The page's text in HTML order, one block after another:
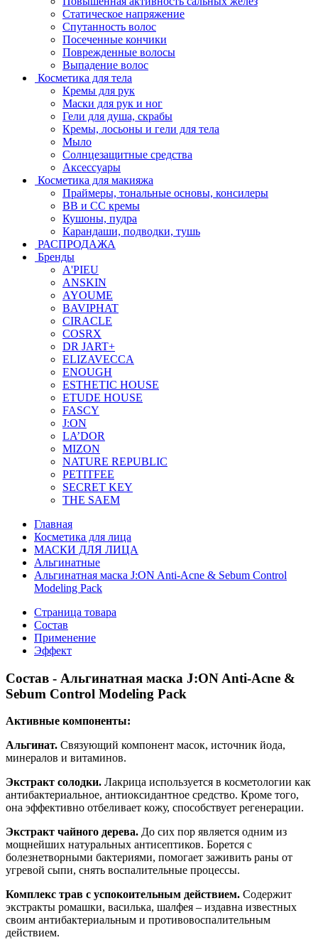
Статическое напряжение
Спутанность волос
Посеченные кончики
Поврежденные волосы
Выпадение волос
Косметика для тела
Кремы для рук
Маски для рук и ног
Гели для душа, скрабы
Кремы, лосьоны и гели для тела
Мыло
Солнцезащитные средства
Аксессуары
Косметика для макияжа
Праймеры, тональные основы, консилеры
BB и CC кремы
Кушоны, пудра
Карандаши, подводки, тушь
РАСПРОДАЖА
Бренды
A'PIEU
ANSKIN
AYOUME
BAVIPHAT
CIRACLE
COSRX
DR JART+
ELIZAVECCA
ENOUGH
ESTHETIC HOUSE
ETUDE HOUSE
FASCY
J:ON
LA’DOR
MIZON
NATURE REPUBLIC
PETITFEE
SEСRET KEY
THE SAEM
Главная
Косметика для лица
МАСКИ ДЛЯ ЛИЦА
Альгинатные
Альгинатная маска J:ON Anti-Acne & Sebum Control
Modeling Pack
Страница товара
Состав
Применение
Эффект
Состав - Альгинатная маска J:ON Anti-Acne &
Sebum Control Modeling Pack
Активные компоненты:
Альгинат. Связующий компонент масок, источник йода,
минералов и витаминов.
Экстракт солодки. Лакрица используется в косметологии как
антибактериальное, антиоксидантное средство. Кроме того,
она эффективно отбеливает кожу, способствует регенерации.
Экстракт чайного дерева. До сих пор является одним из
мощнейших натуральных антисептиков. Борется с
болезнетворными бактериями, помогает заживить раны от
угревой сыпи, снять воспалительные процессы.
Комплекс трав с успокоительным действием. Содержит
экстракты ромашки, василька, шалфея – издавна известных
своим антибактериальным и противовоспалительным
действием.